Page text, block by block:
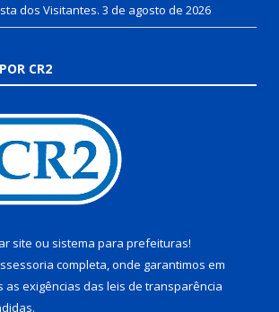
dos Visitantes. 3 de agosto de 2026
CR2
site ou sistema para prefeituras!
completa, onde garantimos em
as exigências das leis de transparência